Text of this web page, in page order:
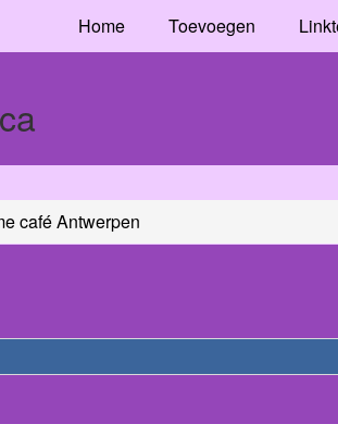
Home Toevoegen
café Antwerpen